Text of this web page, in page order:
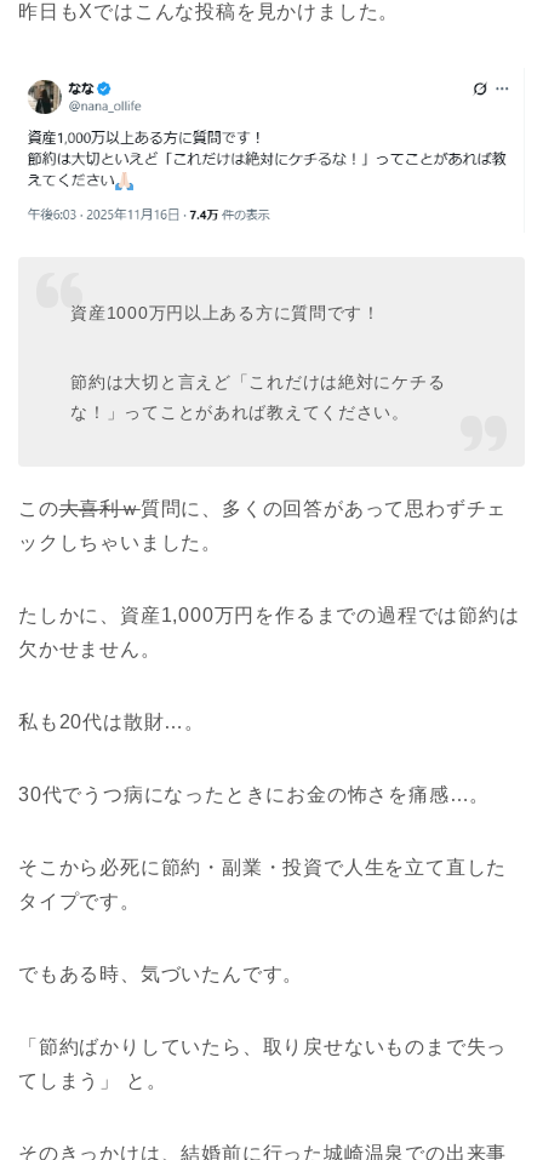
昨日もXではこんな投稿を見かけました。
資産1000万円以上ある方に質問です！
節約は大切と言えど「これだけは絶対にケチる
な！」ってことがあれば教えてください。
この大喜利ｗ質問に、多くの回答があって思わずチェ
ックしちゃいました。
たしかに、資産1,000万円を作るまでの過程では節約は
欠かせません。
私も20代は散財…。
30代でうつ病になったときにお金の怖さを痛感…。
そこから必死に節約・副業・投資で人生を立て直した
タイプです。
でもある時、気づいたんです。
「節約ばかりしていたら、取り戻せないものまで失っ
てしまう」 と。
そのきっかけは、結婚前に行った城崎温泉での出来事